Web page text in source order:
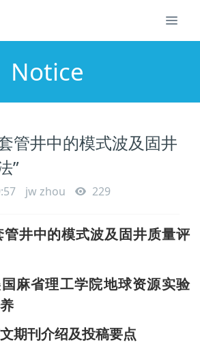
Notice
管井中的模式波及固井
”
jw zhou 229
管井中的模式波及固井质量评
麻省理工学院地球资源实验
期刊介绍及投稿要点